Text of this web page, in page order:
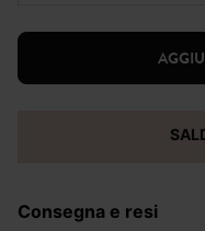
Consegna e resi